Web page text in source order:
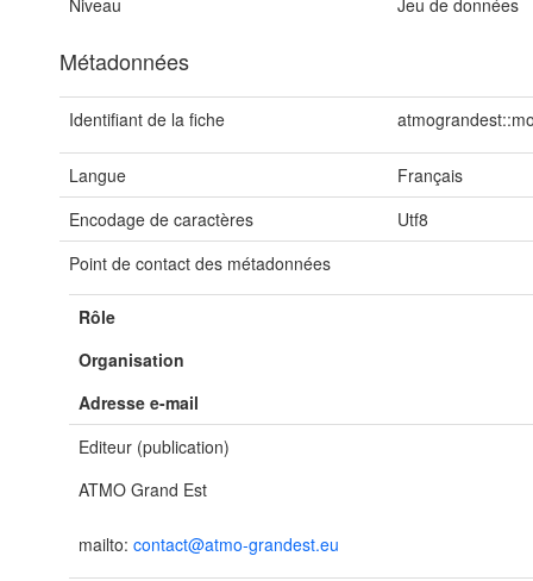
Niveau Jeu de données
Métadonnées
Identifiant de la fiche
Langue
Français
Encodage de caractères
Utf8
Point de contact des métadonnées
Rôle
Organisation
Adresse e-mail
Editeur (publication)
ATMO Grand Est
mailto: contact@atmo-grandest.eu